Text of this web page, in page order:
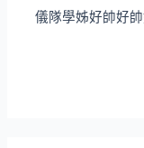
儀隊學姊好帥好